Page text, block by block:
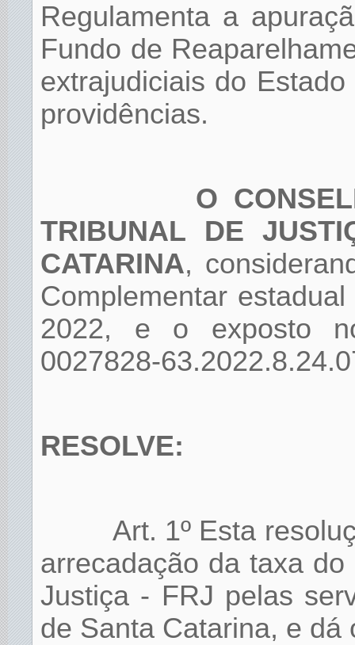
Regulamenta a
Fundo de
extrajudiciais do
providências.
O
TRIBUNAL DE
CATARINA,
Complementar
2022, e o exposto
0027828-
RESOLVE:
Art. 1º Esta
arrecadação da taxa
Justiça - FRJ pelas
de Santa Catarina, e dá